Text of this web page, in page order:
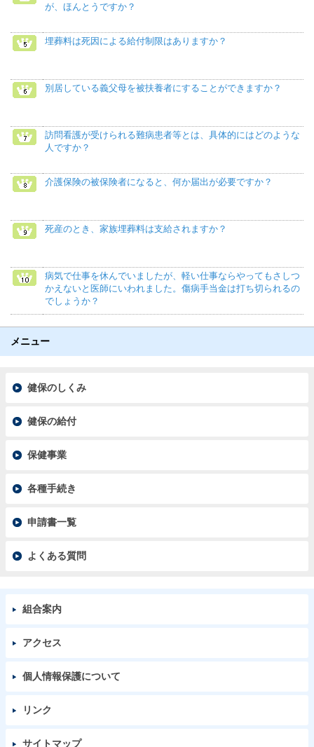
が、ほんとうですか？
埋葬料は死因による給付制限はありますか？
別居している義父母を被扶養者にすることができますか？
訪問看護が受けられる難病患者等とは、具体的にはどのような
人ですか？
介護保険の被保険者になると、何か届出が必要ですか？
死産のとき、家族埋葬料は支給されますか？
病気で仕事を休んでいましたが、軽い仕事ならやってもさしつ
かえないと医師にいわれました。傷病手当金は打ち切られるの
でしょうか？
メニュー
健保のしくみ
健保の給付
保健事業
各種手続き
申請書一覧
よくある質問
組合案内
アクセス
個人情報保護について
リンク
サイトマップ